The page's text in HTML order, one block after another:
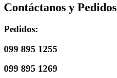
Contáctanos y Pedidos
Pedidos:
099 895 1255
099 895 1269